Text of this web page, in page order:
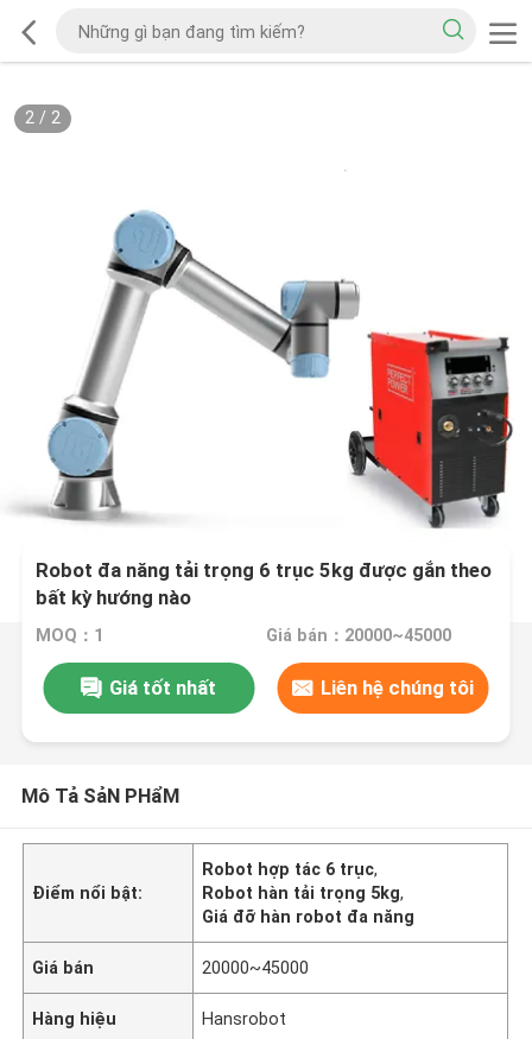
2/ 2
Robot đa năng tải trọng 6 trục 5kg được gắn theo
bất kỳ hướng nào
MOQ：1 Giá bán：20000~45000
Giá tốt nhất Liên hệ chúng tôi
Mô Tả SảN PHẩM
Điểm nổi bật:
Robot hợp tác 6 trục,
Robot hàn tải trọng 5kg,
Giá đỡ hàn robot đa năng
Giá bán 20000~45000
Hàng hiệu Hansrobot